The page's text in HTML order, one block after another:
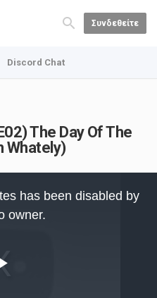
Συνδεθείτε
Discord Chat
The Day Of The
Whately)
has been disabled by
owner.